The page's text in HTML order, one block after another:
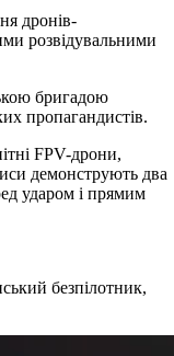
дронів-
розвідувальними
бригадою
пропагандистів.
FPV-дрони,
демонструють два
ударом і прямим
безпілотник,